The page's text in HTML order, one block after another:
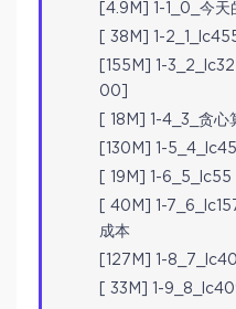
[4.9M] 1-1_0_今天
[ 38M] 1-
[155M] 1-
00]
[ 18M] 1-4_3_贪心
[130M] 1-
[ 19M] 1-
[ 40M] 1-
成本
[127M] 1-
[ 33M] 1-